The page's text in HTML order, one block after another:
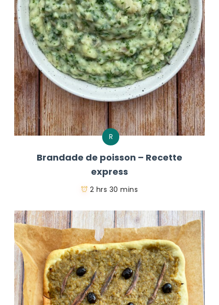
R
Brandade de poisson – Recette
express
2 hrs 30 mins